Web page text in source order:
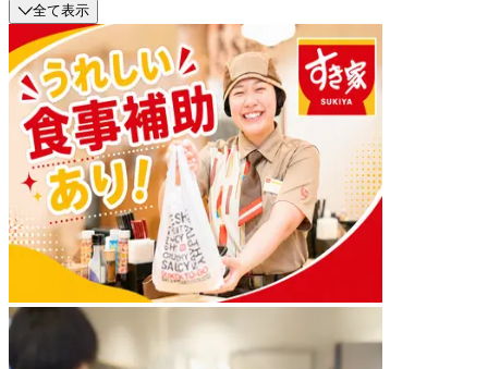
全て表示